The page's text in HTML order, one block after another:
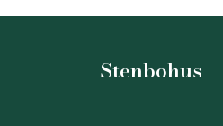
Stenbohus